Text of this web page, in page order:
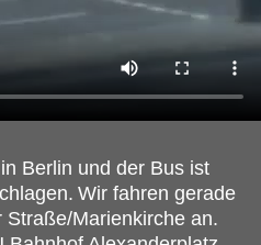
Berlin und der Bus ist
Wir fahren gerade
Marienkirche an.